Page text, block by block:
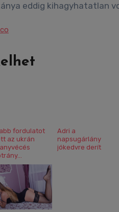
eddig kihagyhatatlan
fordulatot
az ukrán
Adri a
napsugárlány
jókedvre derít